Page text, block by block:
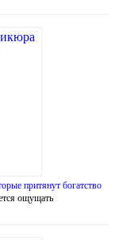
притянут богатство
ощущать